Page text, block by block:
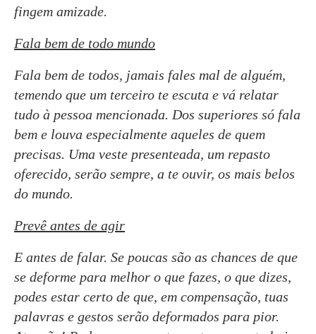
fingem amizade.
Fala bem de todo mundo
Fala bem de todos, jamais fales mal de alguém,
temendo que um terceiro te escuta e vá relatar
tudo à pessoa mencionada. Dos superiores só fala
bem e louva especialmente aqueles de quem
precisas. Uma veste presenteada, um repasto
oferecido, serão sempre, a te ouvir, os mais belos
do mundo.
Prevê antes de agir
E antes de falar. Se poucas são as chances de que
se deforme para melhor o que fazes, o que dizes,
podes estar certo de que, em compensação, tuas
palavras e gestos serão deformados para pior.